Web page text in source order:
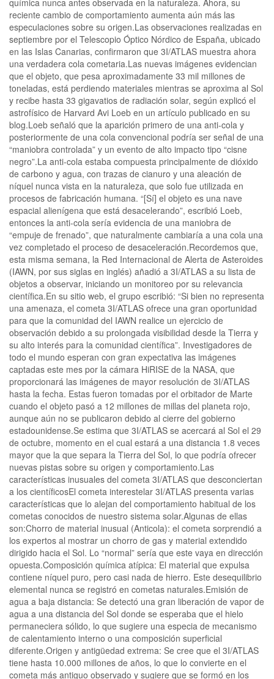
reciente cambio de comportamiento aumenta aún más las
especulaciones sobre su origen.Las observaciones realizadas en
septiembre por el Telescopio Óptico Nórdico de España, ubicado
en las Islas Canarias, confirmaron que 3I/ATLAS muestra ahora
una verdadera cola cometaria.Las nuevas imágenes evidencian
que el objeto, que pesa aproximadamente 33 mil millones de
toneladas, está perdiendo materiales mientras se aproxima al Sol
y recibe hasta 33 gigavatios de radiación solar, según explicó el
astrofísico de Harvard Avi Loeb en un artículo publicado en su
blog.Loeb señaló que la aparición primero de una anti-cola y
posteriormente de una cola convencional podría ser señal de una
“maniobra controlada” y un evento de alto impacto tipo “cisne
negro”.La anti-cola estaba compuesta principalmente de dióxido
de carbono y agua, con trazas de cianuro y una aleación de
níquel nunca vista en la naturaleza, que solo fue utilizada en
procesos de fabricación humana. “[Sí] el objeto es una nave
espacial alienígena que está desacelerando”, escribió Loeb,
entonces la anti-cola sería evidencia de una maniobra de
“empuje de frenado”, que naturalmente cambiaría a una cola una
vez completado el proceso de desaceleración.Recordemos que,
esta misma semana, la Red Internacional de Alerta de Asteroides
(IAWN, por sus siglas en inglés) añadió a 3I/ATLAS a su lista de
objetos a observar, iniciando un monitoreo por su relevancia
científica.En su sitio web, el grupo escribió: “Si bien no representa
una amenaza, el cometa 3I/ATLAS ofrece una gran oportunidad
para que la comunidad del IAWN realice un ejercicio de
observación debido a su prolongada visibilidad desde la Tierra y
su alto interés para la comunidad científica”. Investigadores de
todo el mundo esperan con gran expectativa las imágenes
captadas este mes por la cámara HiRISE de la NASA, que
proporcionará las imágenes de mayor resolución de 3I/ATLAS
hasta la fecha. Estas fueron tomadas por el orbitador de Marte
cuando el objeto pasó a 12 millones de millas del planeta rojo,
aunque aún no se publicaron debido al cierre del gobierno
estadounidense.Se estima que 3I/ATLAS se acercará al Sol el 29
de octubre, momento en el cual estará a una distancia 1.8 veces
mayor que la que separa la Tierra del Sol, lo que podría ofrecer
nuevas pistas sobre su origen y comportamiento.Las
características inusuales del cometa 3I/ATLAS que desconciertan
a los científicosEl cometa interestelar 3I/ATLAS presenta varias
características que lo alejan del comportamiento habitual de los
cometas conocidos de nuestro sistema solar.Algunas de ellas
son:Chorro de material inusual (Anticola): el cometa sorprendió a
los expertos al mostrar un chorro de gas y material extendido
dirigido hacia el Sol. Lo “normal” sería que este vaya en dirección
opuesta.Composición química atípica: El material que expulsa
contiene níquel puro, pero casi nada de hierro. Este desequilibrio
elemental nunca se registró en cometas naturales.Emisión de
agua a baja distancia: Se detectó una gran liberación de vapor de
agua a una distancia del Sol donde se esperaba que el hielo
permaneciera sólido, lo que sugiere una especia de mecanismo
de calentamiento interno o una composición superficial
diferente.Origen y antigüedad extrema: Se cree que el 3I/ATLAS
tiene hasta 10.000 millones de años, lo que lo convierte en el
cometa más antiguo observado y sugiere que se formó en los